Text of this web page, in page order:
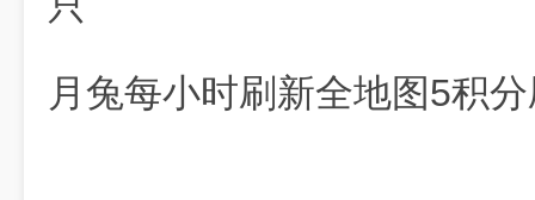
月兔每小时刷新全地图5积